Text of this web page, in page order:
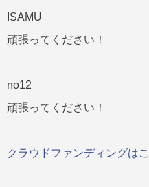
ISAMU
頑張ってください！
no12
頑張ってください！
クラウドファンディングは